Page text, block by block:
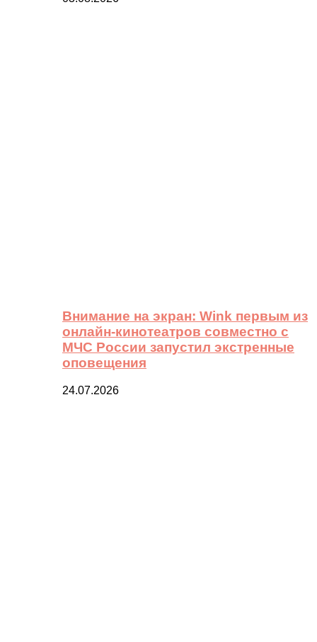
Внимание на экран: Wink первым из
онлайн-кинотеатров совместно с
МЧС России запустил экстренные
оповещения
24.07.2026